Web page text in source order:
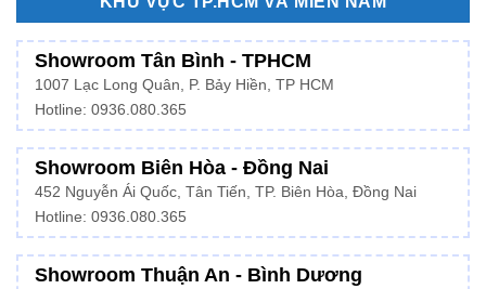
Showroom Tân Bình - TPHCM
1007 Lạc Long Quân, P. Bảy Hiền, TP HCM
Hotline: 0936.080.365
Showroom Biên Hòa - Đồng Nai
452 Nguyễn Ái Quốc, Tân Tiến, TP. Biên Hòa, Đồng Nai
Hotline: 0936.080.365
Showroom Thuận An - Bình Dương